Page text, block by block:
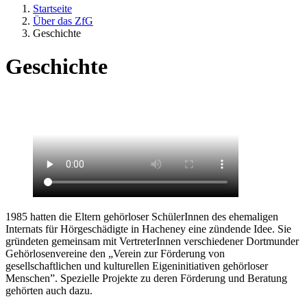
Startseite
Über das ZfG
Geschichte
Geschichte
1985 hatten die Eltern gehörloser SchülerInnen des ehemaligen
Internats für Hörgeschädigte in Hacheney eine zündende Idee. Sie
gründeten gemeinsam mit VertreterInnen verschiedener Dortmunder
Gehörlosenvereine den „Verein zur Förderung von
gesellschaftlichen und kulturellen Eigeninitiativen gehörloser
Menschen”. Spezielle Projekte zu deren Förderung und Beratung
gehörten auch dazu.